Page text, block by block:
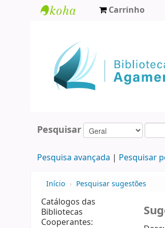
Agamenon
Magalhães
Carrinho
Pesquisar
Pesquisa avançada Pesquisar
Início › Pesquisar sugestões
Catálogos das
Bibliotecas
Cooperantes: